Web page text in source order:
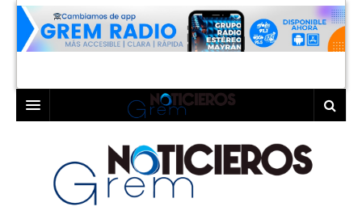
LAGUNA
TORREÓN
COAHUILA